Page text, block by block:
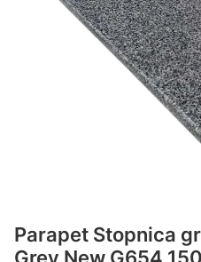
Parapet Stopnica
Grey New G654